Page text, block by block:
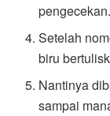
pengecekan.
Setelah
biru
Nantinya
sampai